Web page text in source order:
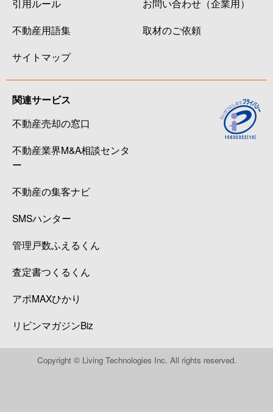
引用ルール
不動産用語集
サイトマップ
お問い合わせ（企業用）
取材のご依頼
関連サービス
不動産売却の窓口
不動産業界M&A相談センタ
ー
不動産の集客ナビ
SMSハンター
管理戸数ふえるくん
査定書つくるくん
アポMAXひかり
リビンマガジンBiz
Copyright © Living Technologies Inc. All rights reserved.